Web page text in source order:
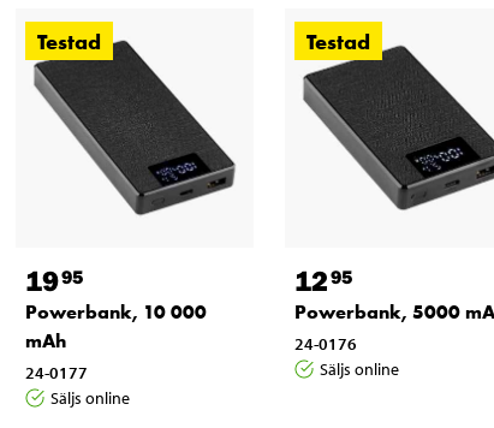
Testad
1995
Powerbank, 10 000
mAh
24-0177
Säljs online
Testad
1295
Powerbank, 5000
24-0176
Säljs online